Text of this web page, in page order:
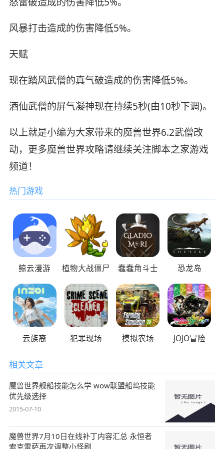
风暴打击造成的伤害降低5%。
天赋
现在踏风武僧的真气破造成的伤害降低5%。
酒仙武僧的屏气凝神现在持续5秒(由10秒下调)。
以上就是小编为大家带来的魔兽世界6.2武僧改
动，更多魔兽世界攻略请继续关注脚本之家游戏
频道！
热门游戏
鲸云漫游 植物大战僵尸 蠢蠢角斗士 恐龙岛
云族裔 犯罪现场 模拟农场 JOJO冒险
相关文章
魔兽世界舰船技能怎么学 wow联盟船坞技能
优先级选择
2015-07-10
魔兽世界7月10日在线补丁内容汇总 永恒者
索克雷萨再次调整小怪刷